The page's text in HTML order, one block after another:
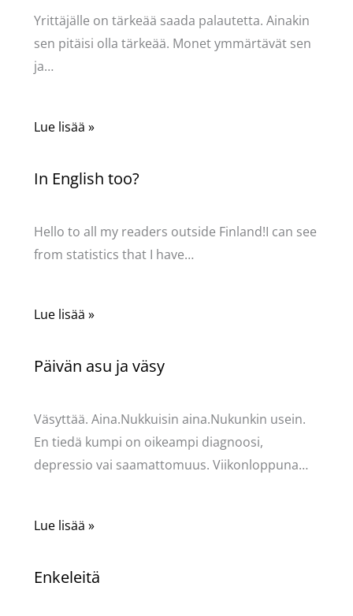
Yrittäjälle on tärkeää saada palautetta. Ainakin
sen pitäisi olla tärkeää. Monet ymmärtävät sen
ja…
Lue lisää »
In English too?
Hello to all my readers outside Finland!I can see
from statistics that I have…
Lue lisää »
Päivän asu ja väsy
Väsyttää. Aina.Nukkuisin aina.Nukunkin usein.
En tiedä kumpi on oikeampi diagnoosi,
depressio vai saamattomuus. Viikonloppuna…
Lue lisää »
Enkeleitä